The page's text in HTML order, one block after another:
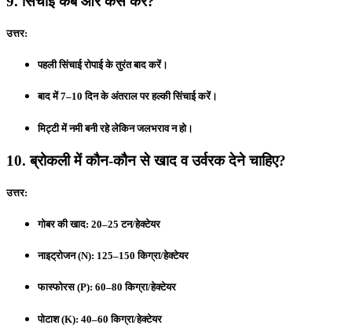
उत्तर:
पहली सिंचाई रोपाई के तुरंत बाद करें।
बाद में 7–10 दिन के अंतराल पर हल्की सिंचाई करें।
मिट्टी में नमी बनी रहे लेकिन जलभराव न हो।
10. ब्रोकली में कौन-कौन से खाद व उर्वरक देने चाहिए?
उत्तर:
गोबर की खाद: 20–25 टन/हेक्टेयर
नाइट्रोजन (N): 125–150 किग्रा/हेक्टेयर
फास्फोरस (P): 60–80 किग्रा/हेक्टेयर
पोटाश (K): 40–60 किग्रा/हेक्टेयर